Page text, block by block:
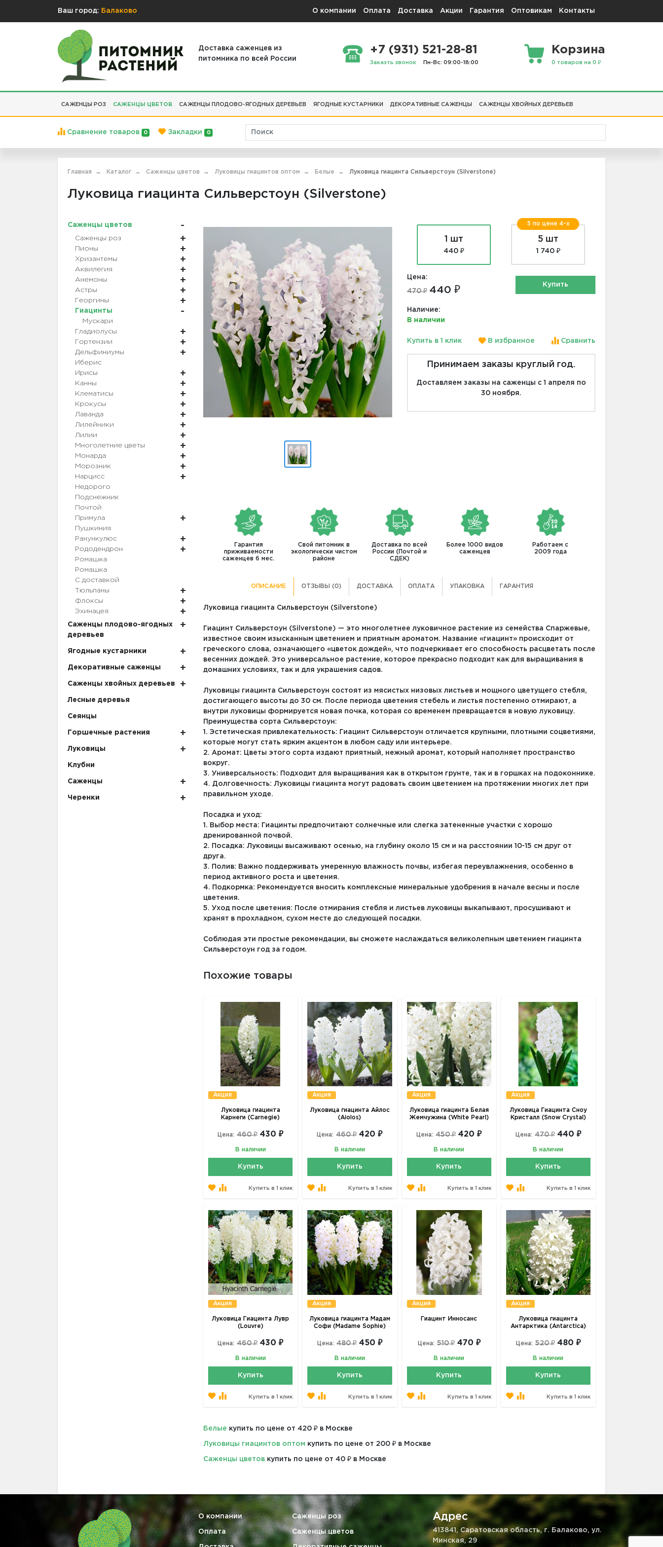
Ваш город: Балаково О компании Оплата Доставка Акции Гарантия Оптовикам Контакты
Доставка саженцев из
питомника по всей России
+7 (931) 521-28-81
Заказть звонок Пн-Вс: 09:00-18:00
Корзина
0 товаров на 0 ₽
САЖЕНЦЫ РОЗ САЖЕНЦЫ ЦВЕТОВ САЖЕНЦЫ ПЛОДОВО-ЯГОДНЫХ ДЕРЕВЬЕВ ЯГОДНЫЕ КУСТАРНИКИ ДЕКОРАТИВНЫЕ САЖЕНЦЫ САЖЕНЦЫ ХВОЙНЫХ ДЕРЕВЬЕВ
Сравнение товаров 0 Закладки 0
Главная Каталог Саженцы цветов Луковицы гиацинтов оптом Белые Луковица гиацинта Сильверстоун (Silverstone)
Луковица гиацинта Сильверстоун (Silverstone)
Саженцы цветов
Саженцы роз
Пионы
Хризантемы
Аквилегия
Анемоны
Астры
Георгины
Гиацинты
Мускари
Гладиолусы
Гортензии
Дельфиниумы
Иберис
Ирисы
Канны
Клематисы
Крокусы
Лаванда
Лилейники
Лилии
Многолетние цветы
Монарда
Морозник
Нарцисс
Недорого
Подснежник
Почтой
Примула
Пушкиния
Ранункулюс
Рододендрон
Ромашка
Ромашка
С доставкой
Тюльпаны
Флоксы
Эхинацея
Саженцы плодово-ягодных
деревьев
Ягодные кустарники
Декоративные саженцы
Саженцы хвойных деревьев
Лесные деревья
Сеянцы
Горшечные растения
Луковицы
Клубни
Саженцы
Черенки
1 шт
440 ₽
5 по цене 4-х
5 шт
1 740 ₽
Цена:
470 ₽ 440 ₽
Наличие:
В наличии
Купить
Купить в 1 клик В избранное Сравнить
Принимаем заказы круглый год.
Доставляем заказы на саженцы с 1 апреля по
30 ноября.
Гарантия
приживаемости
саженцев 6 мес.
Свой питомник в
экологически чистом
районе
Доставка по всей
России (Почтой и
СДЕК)
Более 1000 видов
саженцев
Работаем с
2009 года
ОПИСАНИЕ ОТЗЫВЫ (0) ДОСТАВКА ОПЛАТА УПАКОВКА ГАРАНТИЯ
Луковица гиацинта Сильверстоун (Silverstone)
Гиацинт Сильверстоун (Silverstone) — это многолетнее луковичное растение из семейства Спаржевые,
известное своим изысканным цветением и приятным ароматом. Название «гиацинт» происходит от
греческого слова, означающего «цветок дождей», что подчеркивает его способность расцветать после
весенних дождей. Это универсальное растение, которое прекрасно подходит как для выращивания в
домашних условиях, так и для украшения садов.
Луковицы гиацинта Сильверстоун состоят из мясистых низовых листьев и мощного цветущего стебля,
достигающего высоты до 30 см. После периода цветения стебель и листья постепенно отмирают, а
внутри луковицы формируется новая почка, которая со временем превращается в новую луковицу.
Преимущества сорта Сильверстоун:
1. Эстетическая привлекательность: Гиацинт Сильверстоун отличается крупными, плотными соцветиями,
которые могут стать ярким акцентом в любом саду или интерьере.
2. Аромат: Цветы этого сорта издают приятный, нежный аромат, который наполняет пространство
вокруг.
3. Универсальность: Подходит для выращивания как в открытом грунте, так и в горшках на подоконнике.
4. Долговечность: Луковицы гиацинта могут радовать своим цветением на протяжении многих лет при
правильном уходе.
Посадка и уход:
1. Выбор места: Гиацинты предпочитают солнечные или слегка затененные участки с хорошо
дренированной почвой.
2. Посадка: Луковицы высаживают осенью, на глубину около 15 см и на расстоянии 10-15 см друг от
друга.
3. Полив: Важно поддерживать умеренную влажность почвы, избегая переувлажнения, особенно в
период активного роста и цветения.
4. Подкормка: Рекомендуется вносить комплексные минеральные удобрения в начале весны и после
цветения.
5. Уход после цветения: После отмирания стебля и листьев луковицы выкапывают, просушивают и
хранят в прохладном, сухом месте до следующей посадки.
Соблюдая эти простые рекомендации, вы сможете наслаждаться великолепным цветением гиацинта
Сильверстоун год за годом.
Похожие товары
Акция
Луковица гиацинта
Карнеги (Carnegie)
Цена: 460 ₽ 430 ₽
В наличии
Купить
Купить в 1 клик
Акция
Луковица гиацинта Айлос
(Aiolos)
Цена: 460 ₽ 420 ₽
В наличии
Купить
Купить в 1 клик
Акция
Луковица гиацинта Белая
Жемчужина (White Pearl)
Цена: 450 ₽ 420 ₽
В наличии
Купить
Купить в 1 клик
Акция
Луковица Гиацинта Сноу
Кристалл (Snow Crystal)
Цена: 470 ₽ 440 ₽
В наличии
Купить
Купить в 1 клик
Акция
Луковица Гиацинта Лувр
(Louvre)
Цена: 460 ₽ 430 ₽
В наличии
Купить
Купить в 1 клик
Акция
Луковица гиацинта Мадам
Софи (Madame Sophie)
Цена: 480 ₽ 450 ₽
В наличии
Купить
Купить в 1 клик
Акция
Гиацинт Инносанс
Цена: 510 ₽ 470 ₽
В наличии
Купить
Купить в 1 клик
Акция
Луковица гиацинта
Антарктика (Antarctica)
Цена: 520 ₽ 480 ₽
В наличии
Купить
Купить в 1 клик
Белые купить по цене от 420 ₽ в Москве
Луковицы гиацинтов оптом купить по цене от 200 ₽ в Москве
Саженцы цветов купить по цене от 40 ₽ в Москве
О компании
Оплата
Саженцы роз
Саженцы цветов
Адрес
413841, Саратовская область, г. Балаково, ул.
Минская, 29